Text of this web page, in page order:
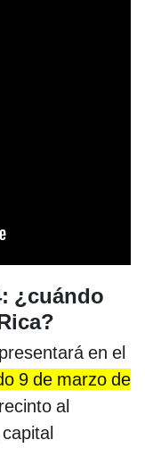
¿cuándo
en el
9 de marzo de
al